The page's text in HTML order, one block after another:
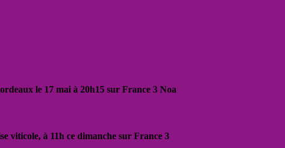
le 17 mai à 20h15 sur France 3 Noa
viticole, à 11h ce dimanche sur France 3